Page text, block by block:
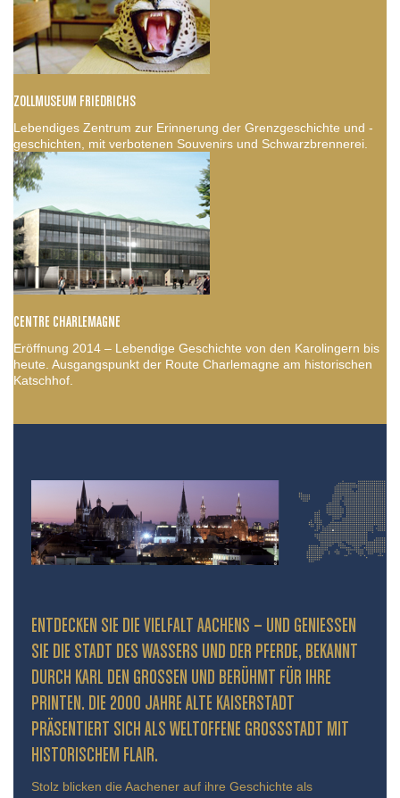
ZOLLMUSEUM FRIEDRICHS
Lebendiges Zentrum zur Erinnerung der Grenzgeschichte und -
geschichten, mit verbotenen Souvenirs und Schwarzbrennerei.
CENTRE CHARLEMAGNE
Eröffnung 2014 – Lebendige Geschichte von den Karolingern bis
heute. Ausgangspunkt der Route Charlemagne am historischen
Katschhof.
ENTDECKEN SIE DIE VIELFALT AACHENS – UND GENIESSEN S
IE DIE STADT DES WASSERS UND DER PFERDE, BEKANNT D
URCH KARL DEN GROSSEN UND BERÜHMT FÜR IHRE PR
INTEN. DIE 2000 JAHRE ALTE KAISERSTADT PR
ÄSENTIERT SICH ALS WELTOFFENE GROSSSTADT MIT HIS
TORISCHEM FLAIR.
Stolz blicken die Aachener auf ihre Geschichte als